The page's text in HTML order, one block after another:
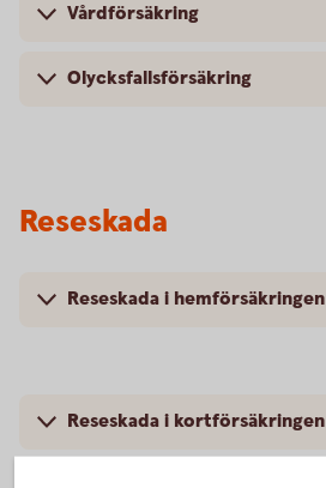
Vårdförsäkring
Olycksfallsförsäkring
Reseskada
Reseskada i hemförsäkringen
Reseskada i kortförsäkringen